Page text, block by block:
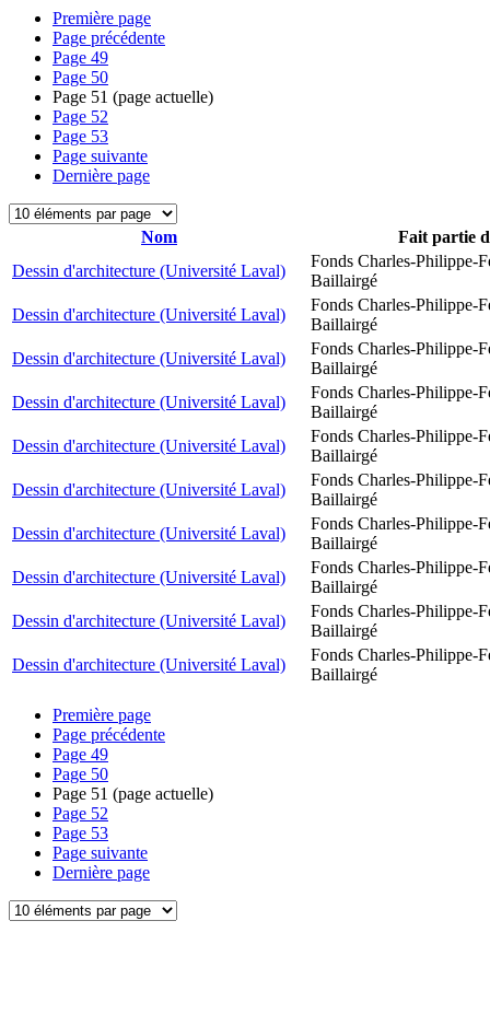
Première page
Page précédente
Page 49
Page 50
Page 51 (page actuelle)
Page 52
Page 53
Page suivante
Dernière page
Nom
Fait partie
Dessin d'architecture (Université Laval)
Fonds Charles-Philippe-
Baillairgé
Dessin d'architecture (Université Laval)
Fonds Charles-Philippe-
Baillairgé
Dessin d'architecture (Université Laval)
Fonds Charles-Philippe-
Baillairgé
Dessin d'architecture (Université Laval)
Fonds Charles-Philippe-
Baillairgé
Dessin d'architecture (Université Laval)
Fonds Charles-Philippe-
Baillairgé
Dessin d'architecture (Université Laval)
Fonds Charles-Philippe-
Baillairgé
Dessin d'architecture (Université Laval)
Fonds Charles-Philippe-
Baillairgé
Dessin d'architecture (Université Laval)
Fonds Charles-Philippe-
Baillairgé
Dessin d'architecture (Université Laval)
Fonds Charles-Philippe-
Baillairgé
Dessin d'architecture (Université Laval)
Fonds Charles-Philippe-
Baillairgé
Première page
Page précédente
Page 49
Page 50
Page 51 (page actuelle)
Page 52
Page 53
Page suivante
Dernière page